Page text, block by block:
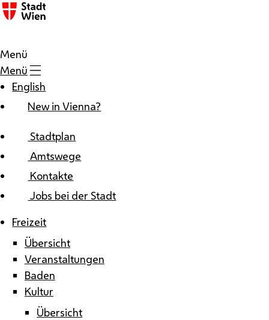
Zum Inhalt
Menü
Menü
English
New in Vienna?
Stadtplan
Amtswege
Kontakte
Jobs bei der Stadt
Freizeit
Übersicht
Veranstaltungen
Baden
Kultur
Übersicht